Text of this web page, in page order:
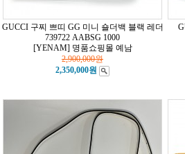
GUCCI 구찌 쁘띠 GG 미니 숄더백 블랙 레더
739722 AABSG 1000
[YENAM] 명품쇼핑몰 예남
2,900,000원
2,350,000원